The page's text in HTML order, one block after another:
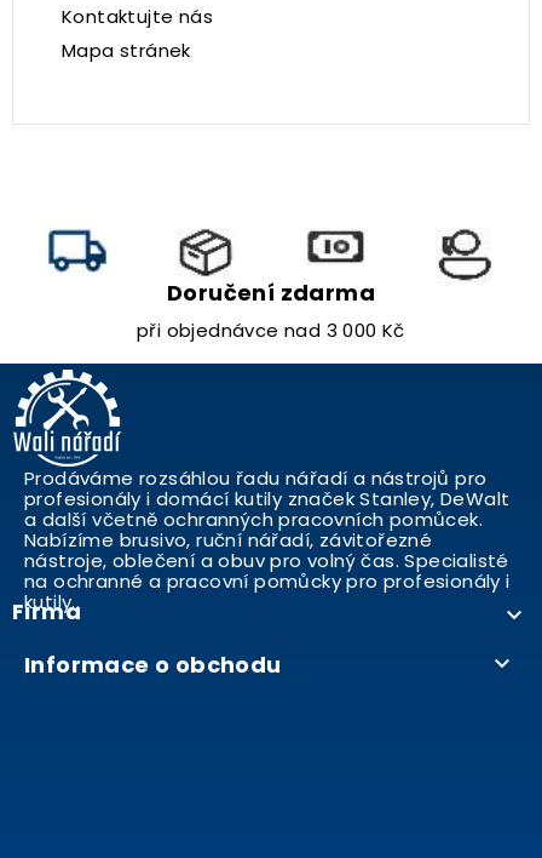
Kontaktujte nás
Mapa stránek
Doručení zdarma
při objednávce nad 3 000 Kč
Prodáváme rozsáhlou řadu nářadí a nástrojů pro
profesionály i domácí kutily značek Stanley, DeWalt
a další včetně ochranných pracovních pomůcek.
Nabízíme brusivo, ruční nářadí, závitořezné
nástroje, oblečení a obuv pro volný čas. Specialisté
na ochranné a pracovní pomůcky pro profesionály i
kutily..
Firma 
Informace o obchodu 